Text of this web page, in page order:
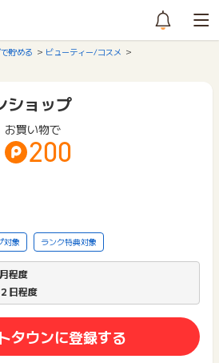
貯める
ビューティー/コスメ
ショップ
お買い物で
200
対象 ランク特典対象
程度
日程度
タウンに登録する